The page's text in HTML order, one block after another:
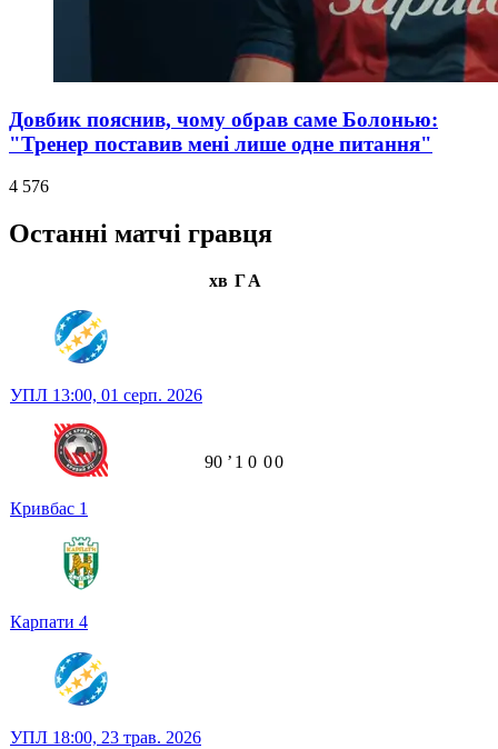
Довбик пояснив, чому обрав саме Болонью:
"Тренер поставив мені лише одне питання"
4 576
Останні матчі гравця
хв ГА
УПЛ 13:00, 01 серп. 2026
Кривбас 1
Карпати 4
90 ʼ 1 0 00
УПЛ 18:00, 23 трав. 2026